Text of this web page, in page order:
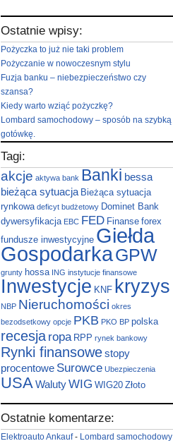
Ostatnie wpisy:
Pożyczka to już nie taki problem
Pożyczanie w nowoczesnym stylu
Fuzja banku – niebezpieczeństwo czy
szansa?
Kiedy warto wziąć pożyczkę?
Lombard samochodowy – sposób na szybką
gotówkę.
Tagi:
akcje aktywa bank Banki bessa
bieżąca sytuacja Bieżąca sytuacja
rynkowa deficyt budżetowy Dominet Bank
dywersyfikacja EBC FED Finanse forex
fundusze inwestycyjne Giełda
GospodarkaGPW
grunty hossa ING instytucje finansowe
Inwestycje KNF kryzys
NBP Nieruchomości okres
bezodsetkowy opcje PKB PKO BP polska
recesja ropa RPP rynek bankowy
Rynki finansowestopy
procentowe Surowce Ubezpieczenia
USAWalutyWIG WIG20 Złoto
Ostatnie komentarze:
Elektroauto Ankauf- Lombard samochodowy